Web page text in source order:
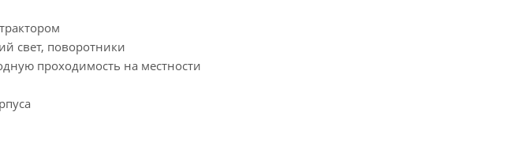
свет, поворотники
проходимость на местности